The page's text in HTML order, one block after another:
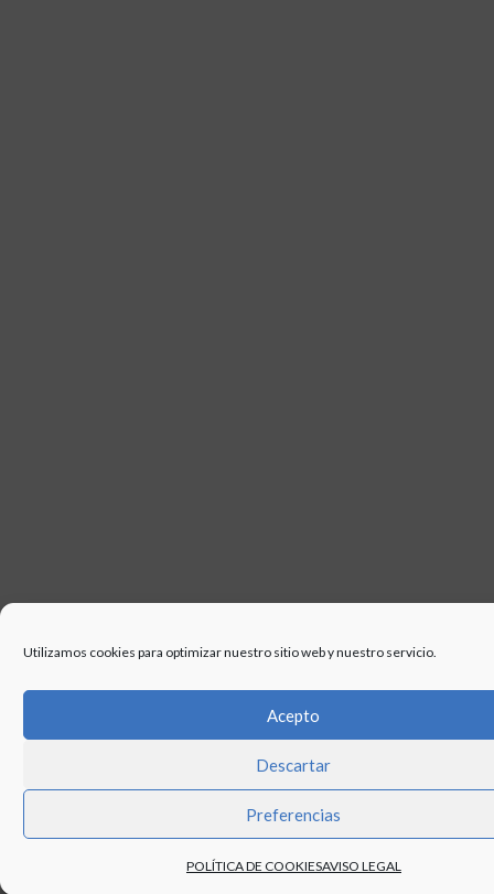
Utilizamos cookies para optimizar nuestro sitio web y nuestro servicio.
Acepto
Descartar
Preferencias
POLÍTICA DE COOKIESAVISO LEGAL